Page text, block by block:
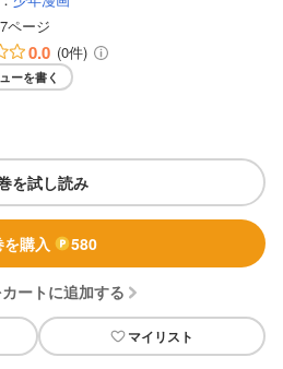
ページ
0.0 (0件)
ーを書く
を試し読み
を購入 580
ートに追加する
マイリスト